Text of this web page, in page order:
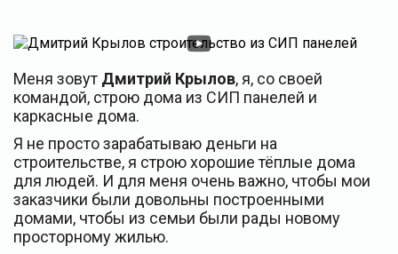
Меня зовут Дмитрий Крылов, я, со своей
командой, строю дома из СИП панелей и
каркасные дома.
Я не просто зарабатываю деньги на
строительстве, я строю хорошие тёплые дома
для людей. И для меня очень важно, чтобы мои
заказчики были довольны построенными
домами, чтобы из семьи были рады новому
просторному жилью.